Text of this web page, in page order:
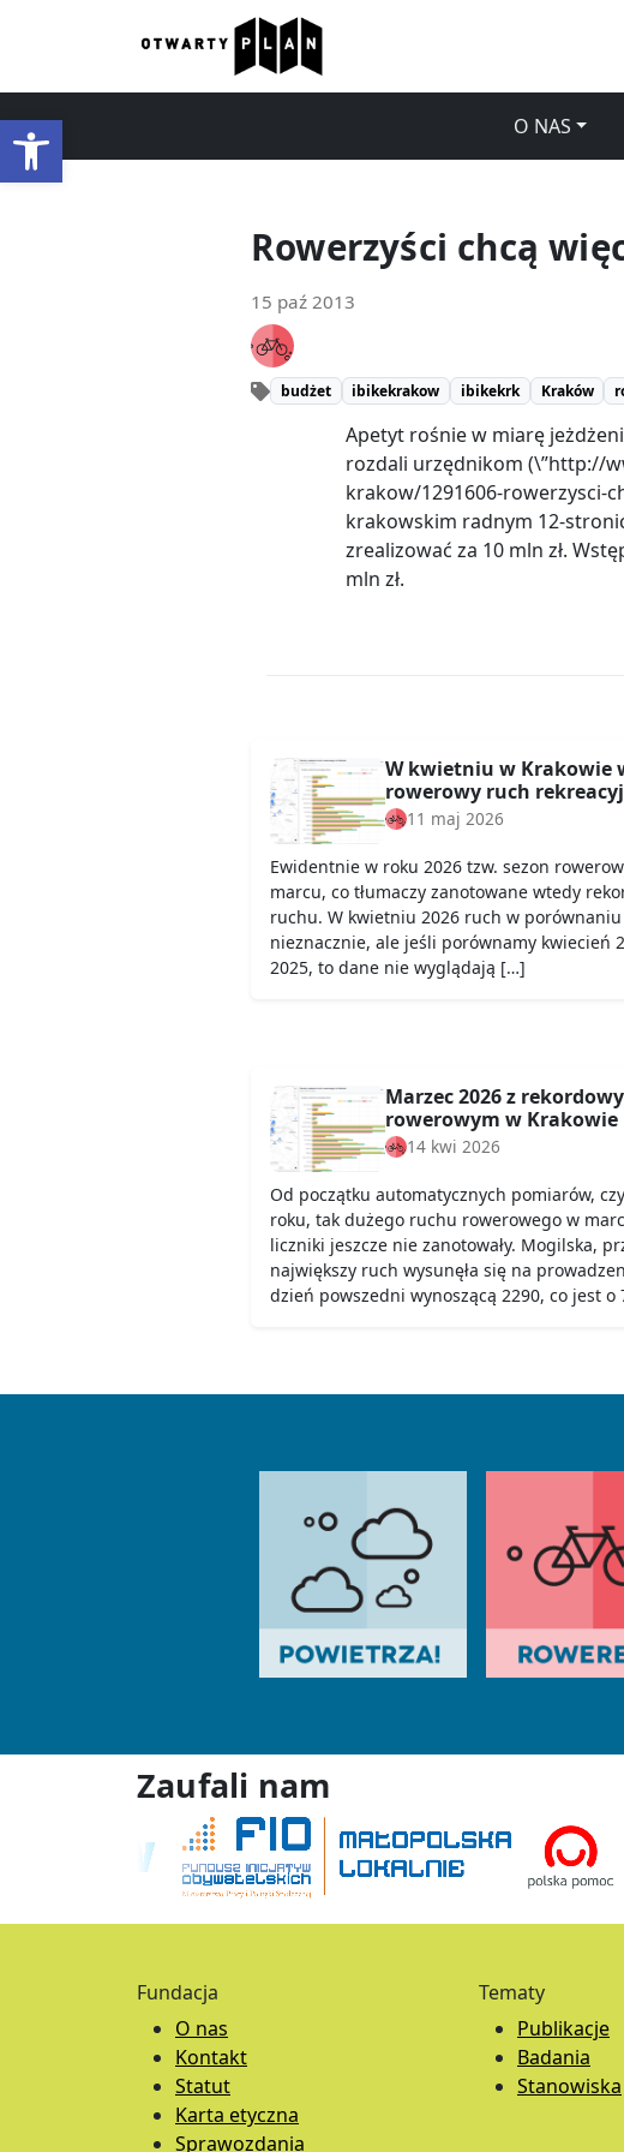
Otwórz pasek narzędzi O NAS
Rowerzyści chcą
15 paź 2013
budżet ibikekrakow ibikekrk Kraków
Apetyt rośnie w miarę
rozdali urzędnikom (\”http://
krakow/1291606-rowerzysci-
krakowskim radnym 12-
zrealizować za 10 mln zł.
mln zł.
W kwietniu w Krakowie
rowerowy ruch
11 maj 2026
Ewidentnie w roku 2026 tzw. sezon
marcu, co tłumaczy zanotowane wtedy
ruchu. W kwietniu 2026 ruch w porównaniu
nieznacznie, ale jeśli porównamy kwiecień
2025, to dane nie wyglądają […]
Marzec 2026 z
rowerowym w Krakowie
14 kwi 2026
Od początku automatycznych pomiarów,
roku, tak dużego ruchu rowerowego w
liczniki jeszcze nie zanotowały. Mogilska,
największy ruch wysunęła się na
dzień powszedni wynoszącą 2290, co jest o
Zaufali nam
Fundacja
O nas
Kontakt
Statut
Karta etyczna
Sprawozdania
Tematy
Publikacje
Badania
Stanowiska